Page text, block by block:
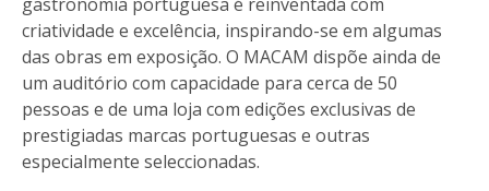
criatividade e excelência, inspirando-se em algumas
das obras em exposição. O MACAM dispõe ainda de
um auditório com capacidade para cerca de 50
pessoas e de uma loja com edições exclusivas de
prestigiadas marcas portuguesas e outras
especialmente seleccionadas.